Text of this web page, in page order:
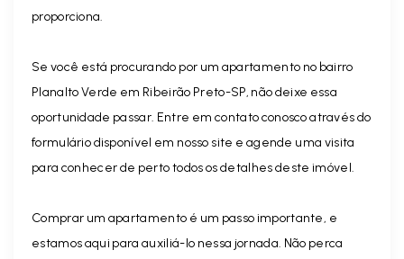
proporciona.
Se você está procurando por um apartamento no bairro
Planalto Verde em Ribeirão Preto-SP, não deixe essa
oportunidade passar. Entre em contato conosco através do
formulário disponível em nosso site e agende uma visita
para conhecer de perto todos os detalhes deste imóvel.
Comprar um apartamento é um passo importante, e
estamos aqui para auxiliá-lo nessa jornada. Não perca